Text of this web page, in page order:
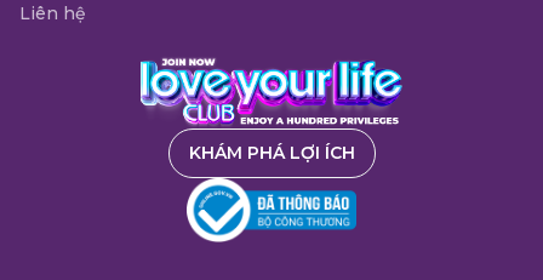
Liên hệ
KHÁM PHÁ LỢI ÍCH